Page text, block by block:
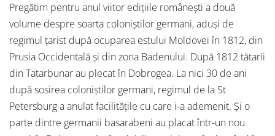
Pregătim pentru anul viitor edițiile românești a două
volume despre soarta coloniștilor germani, aduși de
regimul țarist după ocuparea estului Moldovei în 1812, din
Prusia Occidentală și din zona Badenului. După 1812 tătarii
din Tatarbunar au plecat în Dobrogea. La nici 30 de ani
după sosirea coloniștilor germani, regimul de la St
Petersburg a anulat facilitățile cu care i-a ademenit. Și o
parte dintre germanii basarabeni au placat într-un nou